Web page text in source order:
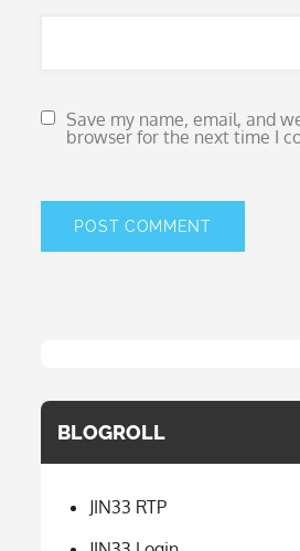
Save my name, email, and
browser for the next time I
BLOGROLL
JIN33 RTP